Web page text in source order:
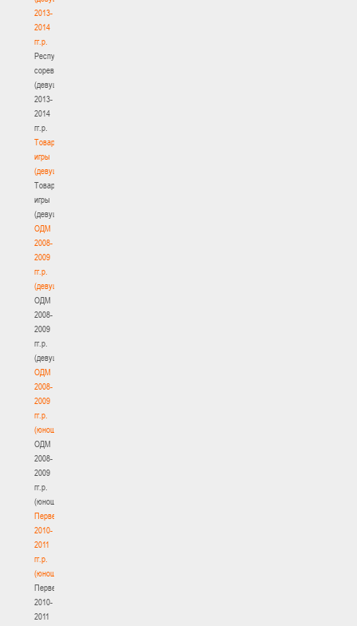
2013-
2014
гг.р.
Республиканские
соревнования
(девушки)
2013-
2014
гг.р.
Товарищеские
игры
(девушки)
Товарищеские
игры
(девушки)
ОДМ
2008-
2009
гг.р.
(девушки)
ОДМ
2008-
2009
гг.р.
(девушки)
ОДМ
2008-
2009
гг.р.
(юноши)
ОДМ
2008-
2009
гг.р.
(юноши)
Первенство
2010-
2011
гг.р.
(юноши)
Первенство
2010-
2011